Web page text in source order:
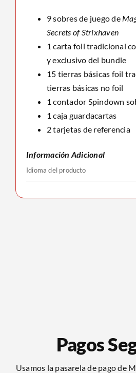
9 sobres de juego de
Secrets of Strixhaven
1 carta foil tradicional
y exclusivo del bundle
15 tierras básicas foil
tierras básicas no foil
1 contador Spindown
1 caja guardacartas
2 tarjetas de referencia
Información Adicional
Idioma del producto
Pagos
Usamos la pasarela de pago de